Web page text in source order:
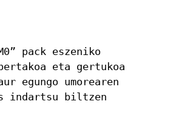
pack eszeniko
eta gertukoa
egungo umorearen
indartsu biltzen